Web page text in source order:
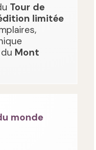
Tour de
limitée
Mont
monde